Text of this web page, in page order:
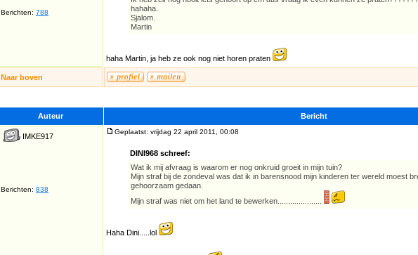
Berichten: 788
hahaha.
Sjalom.
Martin
haha Martin, ja heb ze ook nog niet horen praten
Naar boven
Auteur Bericht
IMKE917
Berichten: 838
Geplaatst: vrijdag 22 april 2011, 00:08
DINI968 schreef:
Wat ik mij afvraag is waarom er nog onkruid groeit in mijn tuin?
Mijn straf bij de zondeval was dat ik in barensnood mijn kinderen ter wereld moest
gehoorzaam gedaan.
Mijn straf was niet om het land te bewerken.....................
Haha Dini.....lol